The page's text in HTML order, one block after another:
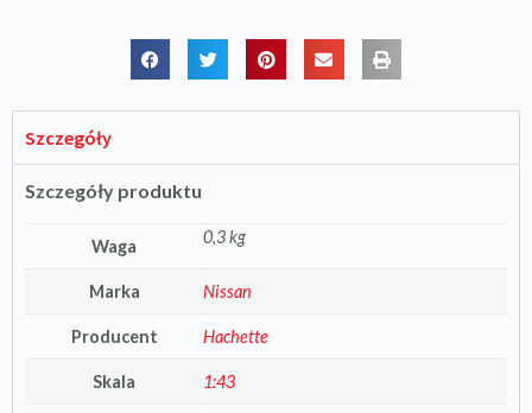
Szczegóły
Szczegóły produktu
Waga 0,3 kg
Marka Nissan
Producent Hachette
Skala 1:43